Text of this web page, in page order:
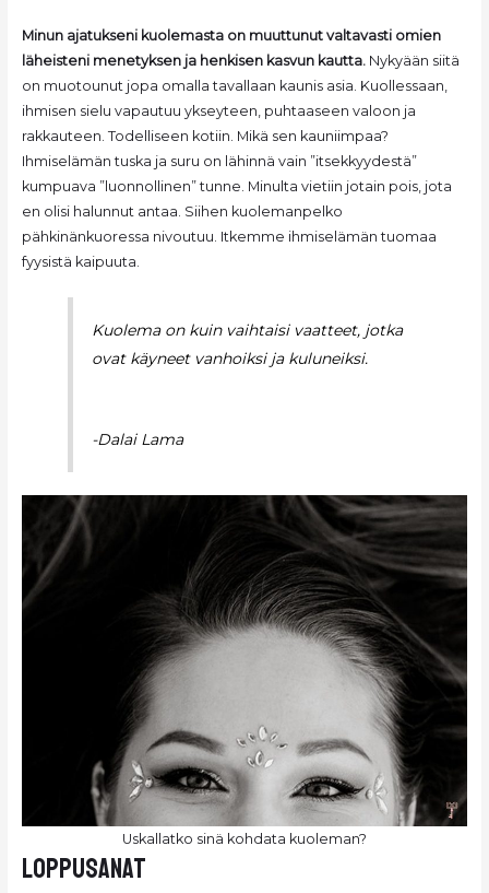
Minun ajatukseni kuolemasta on muuttunut valtavasti omien
läheisteni menetyksen ja henkisen kasvun kautta. Nykyään siitä
on muotounut jopa omalla tavallaan kaunis asia. Kuollessaan,
ihmisen sielu vapautuu ykseyteen, puhtaaseen valoon ja
rakkauteen. Todelliseen kotiin. Mikä sen kauniimpaa?
Ihmiselämän tuska ja suru on lähinnä vain ”itsekkyydestä”
kumpuava ”luonnollinen” tunne. Minulta vietiin jotain pois, jota
en olisi halunnut antaa. Siihen kuolemanpelko
pähkinänkuoressa nivoutuu. Itkemme ihmiselämän tuomaa
fyysistä kaipuuta.
Kuolema on kuin vaihtaisi vaatteet, jotka
ovat käyneet vanhoiksi ja kuluneiksi.
-Dalai Lama
Uskallatko sinä kohdata kuoleman?
loppusanat